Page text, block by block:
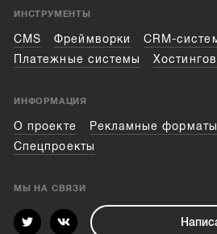
одном офисе, в
- Проект без легаси кода.
- Адекватный клиент,
инновациям, с выделением
усовершенствования и
ИНСТРУМЕНТЫ
CMS Фреймворки
CRM-
Платежные системы
ИНФОРМАЦИЯ
О проекте Рекламные форматы
Спецпроекты
МЫ НА СВЯЗИ